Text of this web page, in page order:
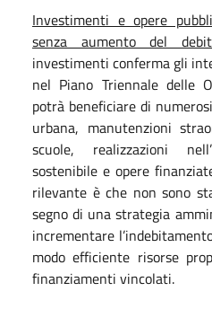
Investimenti e opere
senza aumento del
investimenti conferma gli
nel Piano Triennale delle
potrà beneficiare di
urbana, manutenzioni
scuole, realizzazioni
sostenibile e opere
rilevante è che non sono
segno di una strategia
incrementare
modo efficiente risorse
finanziamenti vincolati.